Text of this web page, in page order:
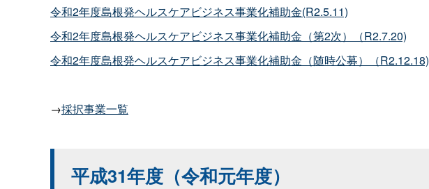
令和2年度島根発ヘルスケアビジネス事業化補助金(R2.5.11)
令和2年度島根発ヘルスケアビジネス事業化補助金（第2次）（R2.7.20)
令和2年度島根発ヘルスケアビジネス事業化補助金（随時公募）（R2.12.18)
→採択事業一覧
平成31年度（令和元年度）